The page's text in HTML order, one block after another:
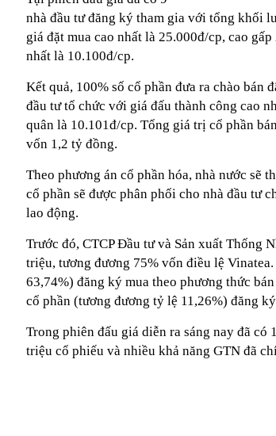
nhà đầu tư đăng ký tham gia với tổng khối
giá đặt mua cao nhất là 25.000đ/cp, cao
nhất là 10.100đ/cp.
Kết quả, 100% số cổ phần đưa ra chào bán
đầu tư tổ chức với giá đấu thành công cao
quân là 10.101đ/cp. Tổng giá trị cổ phần
vốn 1,2 tỷ đồng.
Theo phương án cổ phần hóa, nhà nước sẽ
cổ phần sẽ được phân phối cho nhà đầu tư
lao động.
Trước đó, CTCP Đầu tư và Sản xuất Thống
triệu, tương đương 75% vốn điều lệ
63,74%) đăng ký mua theo phương thức
cổ phần (tương đương tỷ lệ 11,26%) đăng
Trong phiên đấu giá diễn ra sáng nay đã
triệu cổ phiếu và nhiều khả năng GTN đã